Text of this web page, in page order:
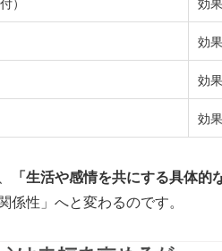
効
効
効
「生活や感情を共にする具体的
性」へと変わるのです。